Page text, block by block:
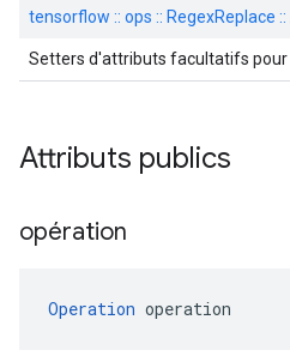
tensorflow :: ops :: RegexReplace
Setters d'attributs facultatifs pour
Attributs publics
opération
Operation operation